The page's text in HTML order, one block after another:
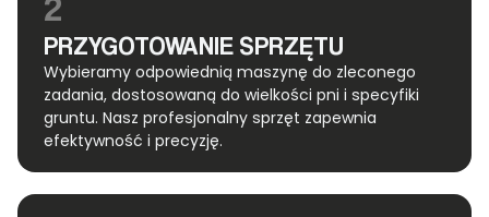
2
PRZYGOTOWANIE SPRZĘTU
Wybieramy odpowiednią maszynę do zleconego
zadania, dostosowaną do wielkości pni i specyfiki
gruntu. Nasz profesjonalny sprzęt zapewnia
efektywność i precyzję.